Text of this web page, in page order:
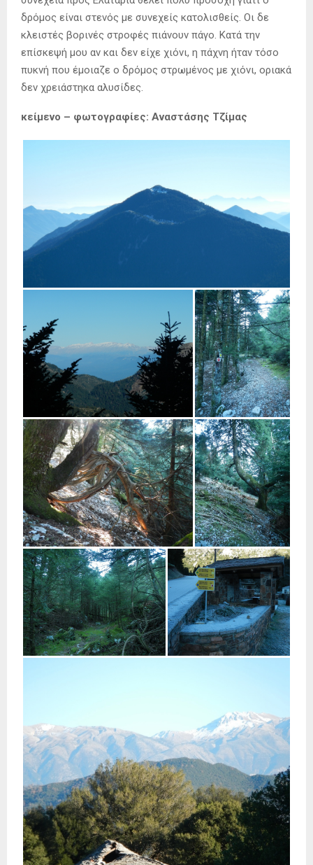
δρόμος είναι στενός με συνεχείς κατολισθείς. Οι δε
κλειστές βορινές στροφές πιάνουν πάγο. Κατά την
επίσκεψή μου αν και δεν είχε χιόνι, η πάχνη ήταν τόσο
πυκνή που έμοιαζε ο δρόμος στρωμένος με χιόνι, οριακά
δεν χρειάστηκα αλυσίδες.
κείμενο – φωτογραφίες: Αναστάσης Τζίμας